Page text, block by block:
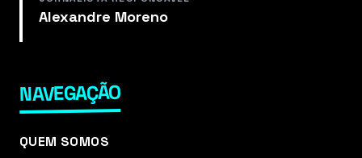
Alexandre Moreno
NAVEGAÇÃO
QUEM SOMOS